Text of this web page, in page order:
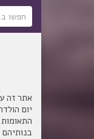
for:
אתר זה עלה
יום
התאומות